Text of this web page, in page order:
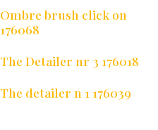
Ombre brush click on
176068
The Detailer nr 3 176018
The detailer n 1 176039